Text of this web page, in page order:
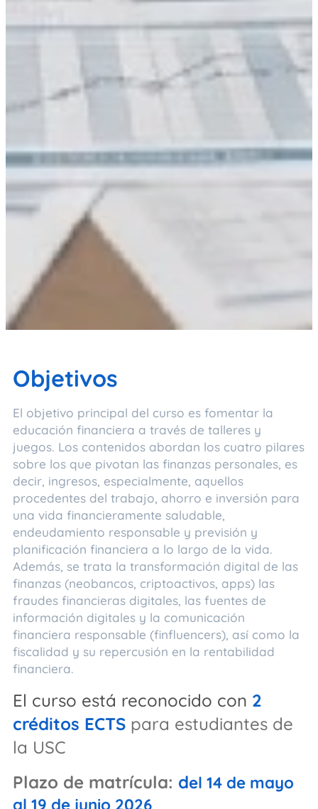
Objetivos
El objetivo principal del curso es fomentar la
educación financiera a través de talleres y
juegos. Los contenidos abordan los cuatro pilares
sobre los que pivotan las finanzas personales, es
decir, ingresos, especialmente, aquellos
procedentes del trabajo, ahorro e inversión para
una vida financieramente saludable,
endeudamiento responsable y previsión y
planificación financiera a lo largo de la vida.
Además, se trata la transformación digital de las
finanzas (neobancos, criptoactivos, apps) las
fraudes financieras digitales, las fuentes de
información digitales y la comunicación
financiera responsable (finfluencers), así como la
fiscalidad y su repercusión en la rentabilidad
financiera.
El curso está reconocido con 2
créditos ECTS para estudiantes de
la USC
Plazo de matrícula: del 14 de mayo
al 19 de junio 2026